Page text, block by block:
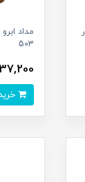
مداد
503
637,200